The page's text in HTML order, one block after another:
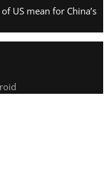
US mean for China’s